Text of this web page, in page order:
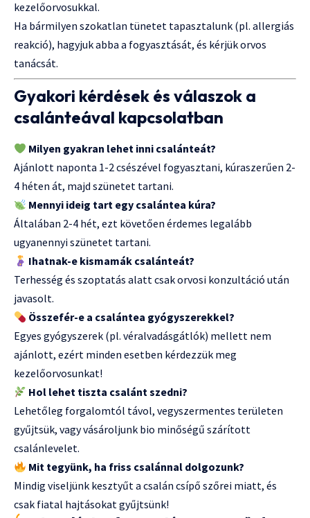
kezelőorvosukkal.
Ha bármilyen szokatlan tünetet tapasztalunk (pl. allergiás
reakció), hagyjuk abba a fogyasztását, és kérjük orvos
tanácsát.
Gyakori kérdések és válaszok a
csalánteával kapcsolatban
Milyen gyakran lehet inni csalánteát?
Ajánlott naponta 1-2 csészével fogyasztani, kúraszerűen 2-
4 héten át, majd szünetet tartani.
Mennyi ideig tart egy csalántea kúra?
Általában 2-4 hét, ezt követően érdemes legalább
ugyanennyi szünetet tartani.
Ihatnak-e kismamák csalánteát?
Terhesség és szoptatás alatt csak orvosi konzultáció után
javasolt.
Összefér-e a csalántea gyógyszerekkel?
Egyes gyógyszerek (pl. véralvadásgátlók) mellett nem
ajánlott, ezért minden esetben kérdezzük meg
kezelőorvosunkat!
Hol lehet tiszta csalánt szedni?
Lehetőleg forgalomtól távol, vegyszermentes területen
gyűjtsük, vagy vásároljunk bio minőségű szárított
csalánlevelet.
Mit tegyünk, ha friss csalánnal dolgozunk?
Mindig viseljünk kesztyűt a csalán csípő szőrei miatt, és
csak fiatal hajtásokat gyűjtsünk!